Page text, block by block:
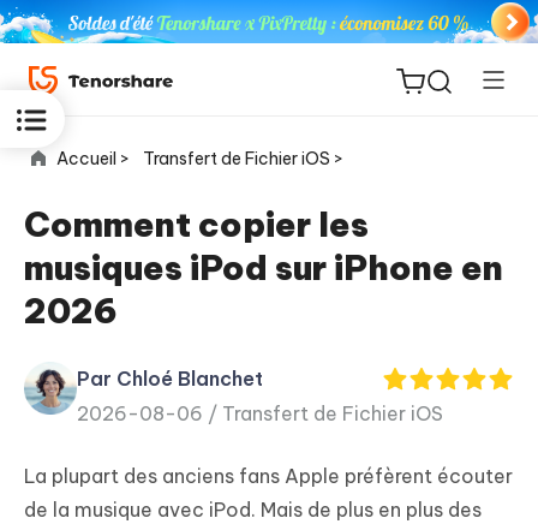
ReiBoot
for iOS
PDNob
PDF
New
iAnyGo
Accueil > Transfert de Fichier iOS >
Comment copier les
musiques iPod sur iPhone en
2026
Par Chloé Blanchet
2026-08-06 / Transfert de Fichier iOS
La plupart des anciens fans Apple préfèrent écouter
de la musique avec iPod. Mais de plus en plus des